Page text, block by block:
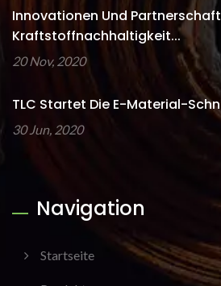
Innovationen Und
Kraftstoffnachhaltigkeit...
20 Nov, 2020
TLC Startet Die E-Material-
30 Jun, 2020
Navigation
Startseite